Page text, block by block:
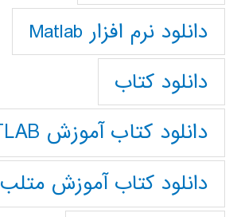
دانلود نرم افزار Matlab
دانلود کتاب
دانلود کتاب آموزش MATLAB
دانلود کتاب آموزش متلب